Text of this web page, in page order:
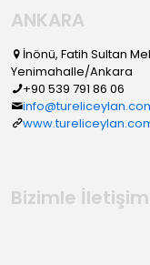
ANKARA
İnönü, Fatih Sultan
Yenimahalle/Ankara
+90 539 791 86 06
Bizimle